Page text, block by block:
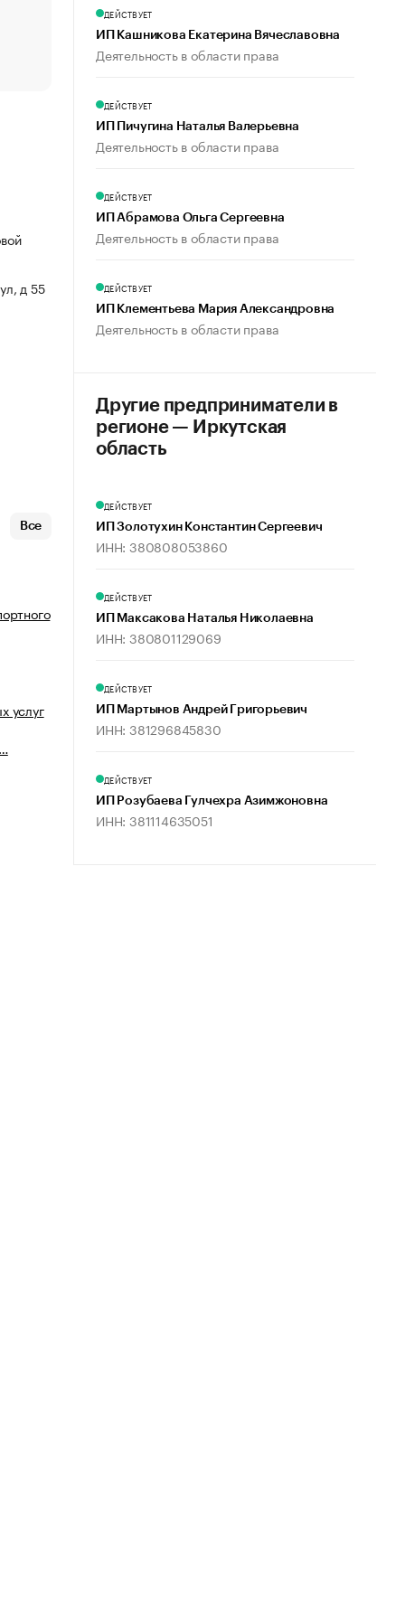
Что обвинения против Павла Дурова значат для
пользователей
д 55
Все
услуг
ДЕЙСТВУЕТ
ИП Кашникова Екатерина Вячеславовна
Деятельность в области права
ДЕЙСТВУЕТ
ИП Пичугина Наталья Валерьевна
Деятельность в области права
ДЕЙСТВУЕТ
ИП Абрамова Ольга Сергеевна
Деятельность в области права
ДЕЙСТВУЕТ
ИП Клементьева Мария Александровна
Деятельность в области права
Другие предприниматели в
регионе — Иркутская
область
ДЕЙСТВУЕТ
ИП Золотухин Константин Сергеевич
ИНН: 380808053860
ДЕЙСТВУЕТ
ИП Максакова Наталья Николаевна
ИНН: 380801129069
ДЕЙСТВУЕТ
ИП Мартынов Андрей Григорьевич
ИНН: 381296845830
ДЕЙСТВУЕТ
ИП Розубаева Гулчехра Азимжоновна
ИНН: 381114635051